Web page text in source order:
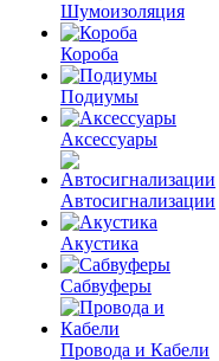
Шумоизоляция
Короба
Подиумы
Аксессуары
Автосигнализации
Акустика
Сабвуферы
Провода и Кабели